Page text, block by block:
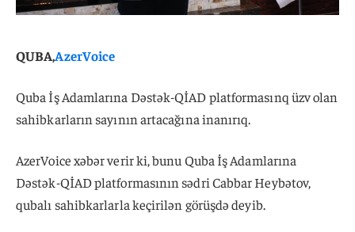
QUBA,AzerVoice
Quba İş Adamlarına Dəstək-QİAD platformasınq üzv olan
sahibkarların sayının artacağına inanırıq.
AzerVoice xəbər verir ki, bunu Quba İş Adamlarına
Dəstək-QİAD platformasının sədri Cabbar Heybətov,
qubalı sahibkarlarla keçirilən görüşdə deyib.